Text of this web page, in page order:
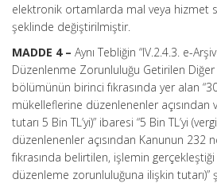
elektronik ortamlarda mal veya hizmet
şeklinde değiştirilmiştir.
MADDE 4 – Aynı Tebliğin “IV.2.4.3. e-
Düzenlenme Zorunluluğu Getirilen Diğer
bölümünün birinci fıkrasında yer alan “30
mükelleflerine düzenlenenler
tutarı 5 Bin TL’yi)” ibaresi “5 Bin TL’yi
düzenlenenler açısından Kanunun 232
fıkrasında belirtilen, işlemin
düzenleme zorunluluğuna ilişkin